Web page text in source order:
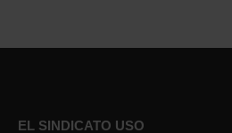
EL SINDICATO USO